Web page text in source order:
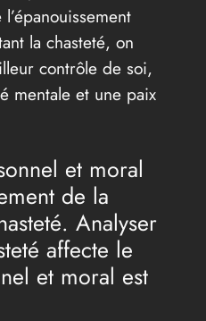
la chasteté, on
contrôle de soi,
mentale et une paix
et moral
de la
Analyser
affecte le
et moral est